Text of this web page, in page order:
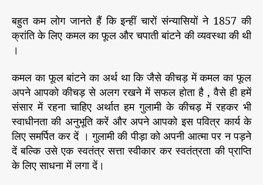
क्रां
ति
आ
र्य
स
मा
ज
की
पौ
बहुत कम लोग जानते हैं कि इन्हीं चारों संन्यासियों ने 1857 की
क्रांति के लिए कमल का फूल और चपाती बांटने की व्यवस्था की थी
।
कमल का फूल बांटने का अर्थ था कि जैसे कीचड़ में कमल का फूल
अपने आपको कीचड़ से अलग रखने में सफल होता है , वैसे ही हमें
संसार में रहना चाहिए अर्थात हम गुलामी के कीचड़ में रहकर भी
स्वाधीनता की अनुभूति करें और अपने आपको इस पवित्र कार्य के
लिए समर्पित कर दें । गुलामी की पीड़ा को अपनी आत्मा पर न पड़ने
दें बल्कि उसे एक स्वतंत्र सत्ता स्वीकार कर स्वतंत्रता की प्राप्ति
के लिए साधना में लगा दें।